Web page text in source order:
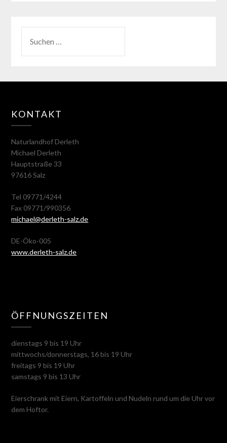
KONTAKT
Naturlandhof Derleth
Michael Derleth
Hauptstraße 33
97616 Salz
Tel 09771/4244
Fax 09771/990356
michael@derleth-salz.de
DE-Öko-005
www.derleth-salz.de
ÖFFNUNGSZEITEN
dienstags 9 bis 19 Uhr
mittwochs/donnerstags, 16 bis 19 Uhr
freitags 9 bis 19 Uhr
samstags 9 bis 13 Uhr
Eierschrank mit Eiern, Kartoffeln und Nudeln rund um die Uhr vor
dem Hoftor.